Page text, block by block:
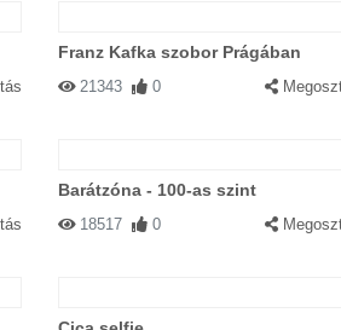
Franz Kafka szobor Prágában
21343 0
Barátzóna - 100-as szint
18517 0